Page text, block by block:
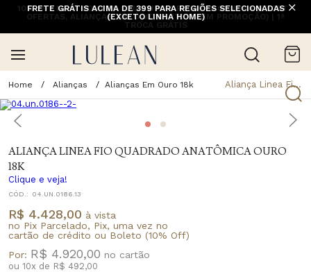
10% OFF NA 1ª COMPRA COM CUPOM PRIMEIRACOMPRA (EXCETO
OFERTAS, ALIANÇAS, RELÓGIOS E ITENS EM PROMOÇÃO) | 1ª
TROCA GRÁTIS
FRETE GRÁTIS ACIMA DE 399 PARA REGIÕES SELECIONADAS
(EXCETO LINHA HOME)
Alianças Alianças Em Ouro 18k Aliança Linea Fio Quadrado Anatômica Ouro 18k
ALIANÇA LINEA FIO QUADRADO ANATÔMICA OURO
18K
Clique e veja!
CÓD.: 04.UN.0186.13
R$ 4.428,00 à vista
no Pix Parcelado, Pix, uma vez no
cartão de crédito ou Boleto (10% Off)
Por: R$ 4.920,00
ou 10x de R$ 492,00